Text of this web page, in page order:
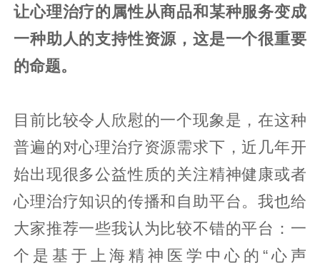
让心理治疗的属性从商品和某种服务变成
一种助人的支持性资源，这是一个很重要
的命题。
目前比较令人欣慰的一个现象是，在这种
普遍的对心理治疗资源需求下，近几年开
始出现很多公益性质的关注精神健康或者
心理治疗知识的传播和自助平台。我也给
大家推荐一些我认为比较不错的平台：一
个是基于上海精神医学中心的“心声